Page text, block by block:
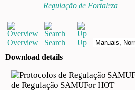
Regulação de Fortaleza
Overview Search
Up
Download details
de Regulação SAMUFor HOT